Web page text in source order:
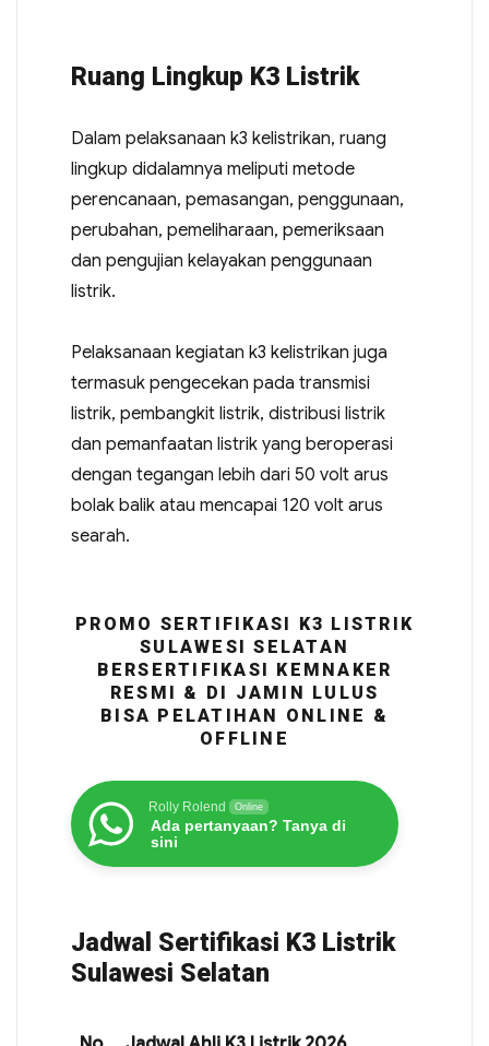
Ruang Lingkup K3 Listrik
Dalam pelaksanaan k3 kelistrikan, ruang
lingkup didalamnya meliputi metode
perencanaan, pemasangan, penggunaan,
perubahan, pemeliharaan, pemeriksaan
dan pengujian kelayakan penggunaan
listrik.
Pelaksanaan kegiatan k3 kelistrikan juga
termasuk pengecekan pada transmisi
listrik, pembangkit listrik, distribusi listrik
dan pemanfaatan listrik yang beroperasi
dengan tegangan lebih dari 50 volt arus
bolak balik atau mencapai 120 volt arus
searah.
PROMO SERTIFIKASI K3 LISTRIK
SULAWESI SELATAN
BERSERTIFIKASI KEMNAKER
RESMI & DI JAMIN LULUS
BISA PELATIHAN ONLINE &
OFFLINE
Rolly Rolend Online
Ada pertanyaan? Tanya di
sini
Jadwal Sertifikasi K3 Listrik
Sulawesi Selatan